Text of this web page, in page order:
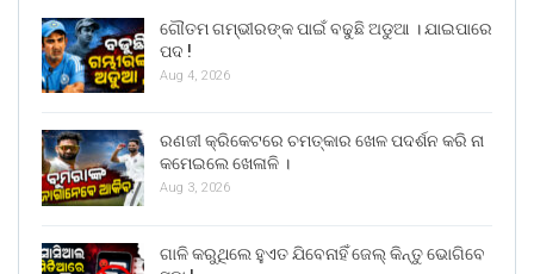
ଗୌତମ ଗମ୍ଭୀରଙ୍କ ପାଇଁ ବଢୁଛି ଅଡୁଆ । ଯାଇପାରେ
ପଦ !
Aug 4, 2026
ରଣଜୀ କ୍ରିକେଟରେ ଚମତ୍କାର ଖେଳ ପଦର୍ଶନ କରି ନା
କମେଇଲେ ଖେଳାଳି ।
Aug 3, 2026
ଗାଳି କରୁଥିଲେ ହୁଏତ ଯିବେନାହିଁ ଜେଲ୍ କିନ୍ତୁ ଭୋଗିବେ